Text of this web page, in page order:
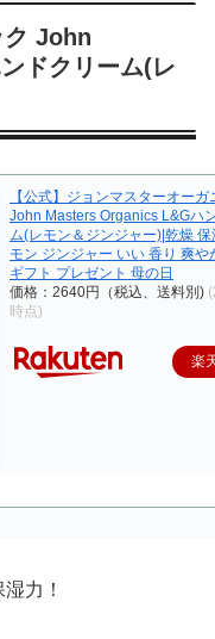
ク John
ドクリーム(レ
【公式】ジョンマスターオーガ
John Masters Organics L&Gハ
ム(レモン＆ジンジャー)|乾燥 保
モン ジンジャー いい 香り 爽や
ギフト プレゼント 母の日
価格：2640円（税込、送料別)
時点)
楽
力！